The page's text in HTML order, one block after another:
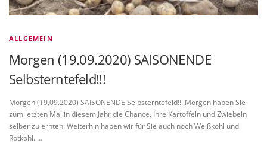
ALLGEMEIN
Morgen (19.09.2020) SAISONENDE
Selbsterntefeld!!!
Morgen (19.09.2020) SAISONENDE Selbsterntefeld!!! Morgen haben Sie
zum letzten Mal in diesem Jahr die Chance, Ihre Kartoffeln und Zwiebeln
selber zu ernten. Weiterhin haben wir für Sie auch noch Weißkohl und
Rotkohl. …